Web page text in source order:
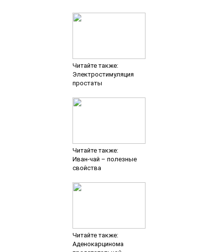
Читайте также:
Электростимуляция
простаты
Читайте также:
Иван-чай – полезные
свойства
Читайте также:
Аденокарцинома